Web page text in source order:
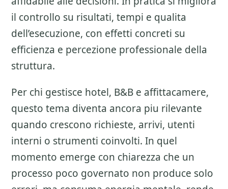
il controllo su risultati, tempi e qualita
dell’esecuzione, con effetti concreti su
efficienza e percezione professionale della
struttura.
Per chi gestisce hotel, B&B e affittacamere,
questo tema diventa ancora piu rilevante
quando crescono richieste, arrivi, utenti
interni o strumenti coinvolti. In quel
momento emerge con chiarezza che un
processo poco governato non produce solo